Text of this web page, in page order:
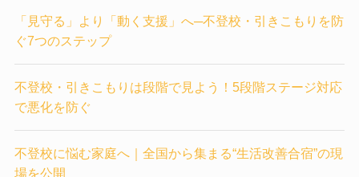
「見守る」より「動く支援」へ─不登校・引きこもりを防
ぐ7つのステップ
不登校・引きこもりは段階で見よう！5段階ステージ対応
で悪化を防ぐ
不登校に悩む家庭へ｜全国から集まる“生活改善合宿”の現
場を公開